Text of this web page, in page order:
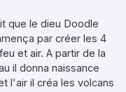
que le dieu Doodle
par créer les 4
et air. A partir de la
il donna naissance
l'air il créa les volcans